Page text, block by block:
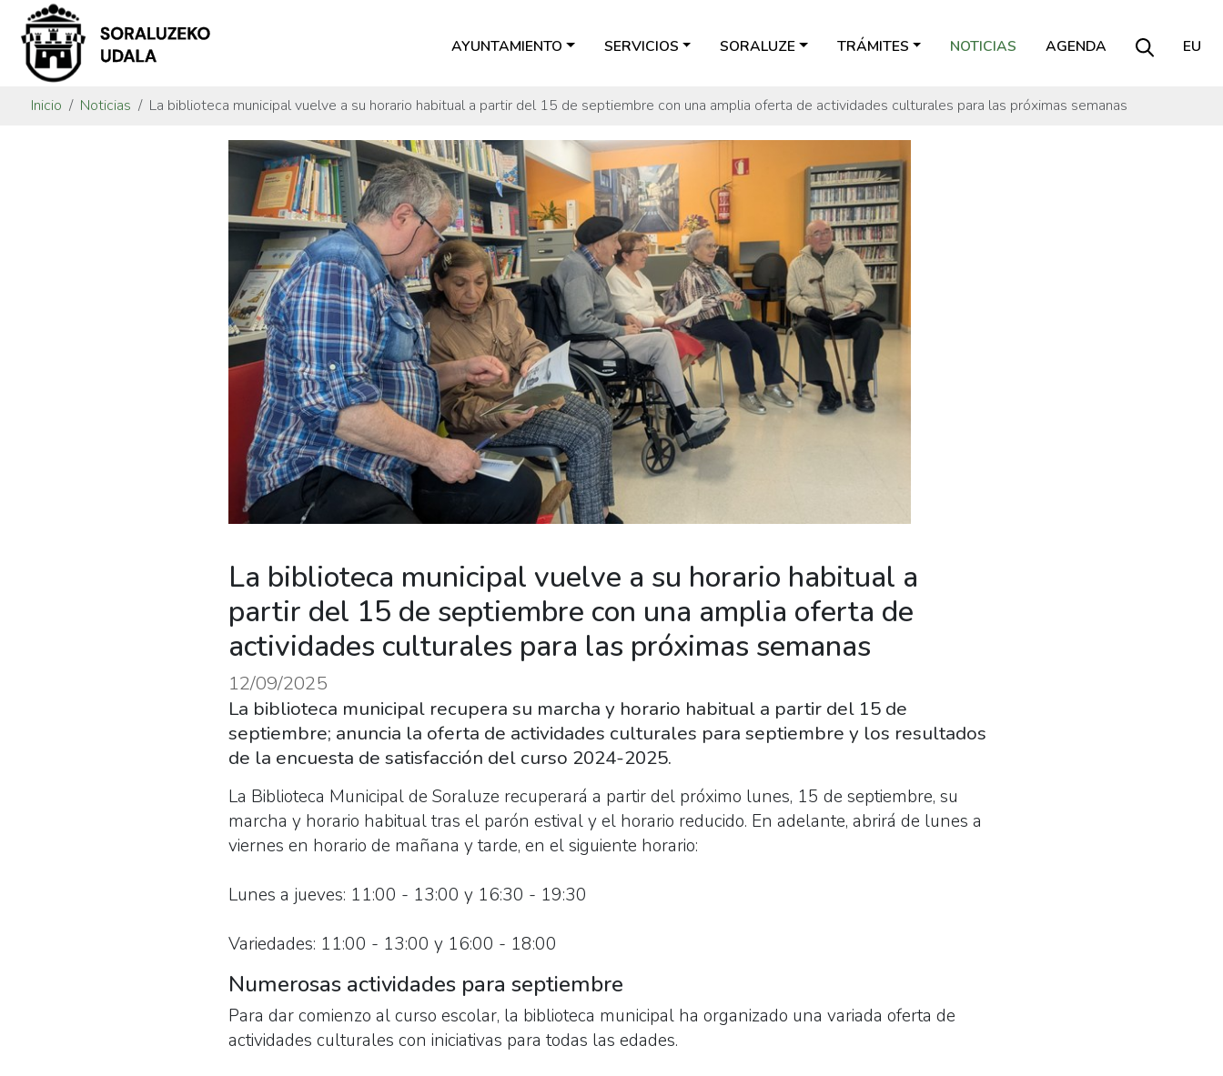
AYUNTAMIENTO SERVICIOS SORALUZE TRÁMITES NOTICIAS AGENDA EU
Inicio Noticias La biblioteca municipal vuelve a su horario habitual a partir del 15 de septiembre con una amplia oferta de actividades culturales para las próximas semanas
La biblioteca municipal vuelve a su horario habitual a
partir del 15 de septiembre con una amplia oferta de
actividades culturales para las próximas semanas
12/09/2025
La biblioteca municipal recupera su marcha y horario habitual a partir del 15 de
septiembre; anuncia la oferta de actividades culturales para septiembre y los resultados
de la encuesta de satisfacción del curso 2024-2025.
La Biblioteca Municipal de Soraluze recuperará a partir del próximo lunes, 15 de septiembre, su
marcha y horario habitual tras el parón estival y el horario reducido. En adelante, abrirá de lunes a
viernes en horario de mañana y tarde, en el siguiente horario:
Lunes a jueves: 11:00 - 13:00 y 16:30 - 19:30
Variedades: 11:00 - 13:00 y 16:00 - 18:00
Numerosas actividades para septiembre
Para dar comienzo al curso escolar, la biblioteca municipal ha organizado una variada oferta de
actividades culturales con iniciativas para todas las edades.